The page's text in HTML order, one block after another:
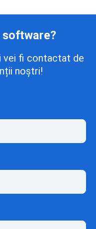
vei fi contactat de
noștri!